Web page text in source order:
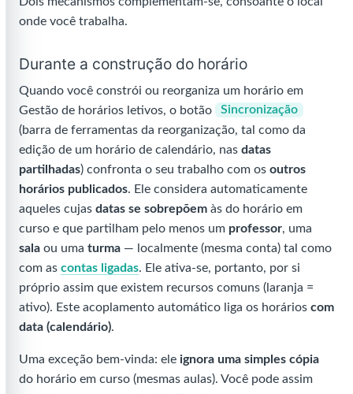
onde você trabalha.
Durante a construção do horário
Quando você constrói ou reorganiza um horário em
Gestão de horários letivos, o botão
Sincronização
(barra de ferramentas da reorganização, tal como da
edição de um horário de calendário, nas datas
partilhadas) confronta o seu trabalho com os outros
horários publicados. Ele considera automaticamente
aqueles cujas datas se sobrepõem às do horário em
curso e que partilham pelo menos um professor, uma
sala ou uma turma — localmente (mesma conta) tal como
com as contas ligadas. Ele ativa-se, portanto, por si
próprio assim que existem recursos comuns (laranja =
ativo). Este acoplamento automático liga os horários com
data (calendário).
Uma exceção bem-vinda: ele ignora uma simples cópia
do horário em curso (mesmas aulas). Você pode assim